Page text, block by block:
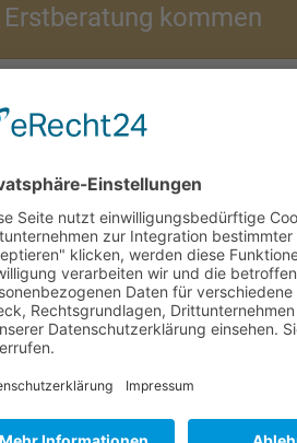
Erstbe­ra­tung kommen
WICHTIGE
Die Liposuk­tion bei
tung anbie­ten.
scher Indika­tion
Wir verwen­den
und gleich­zei­tig
dung des Nd:YAG-